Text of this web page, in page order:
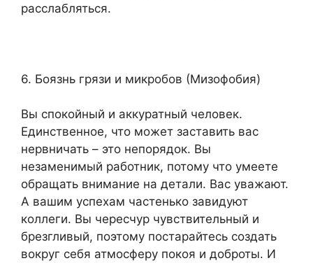
расслабляться.
6. Боязнь грязи и микробов (Мизофобия)
Вы спокойный и аккуратный человек.
Единственное, что может заставить вас
нервничать – это непорядок. Вы
незаменимый работник, потому что умеете
обращать внимание на детали. Вас уважают.
А вашим успехам частенько завидуют
коллеги. Вы чересчур чувствительный и
брезгливый, поэтому постарайтесь создать
вокруг себя атмосферу покоя и доброты. И